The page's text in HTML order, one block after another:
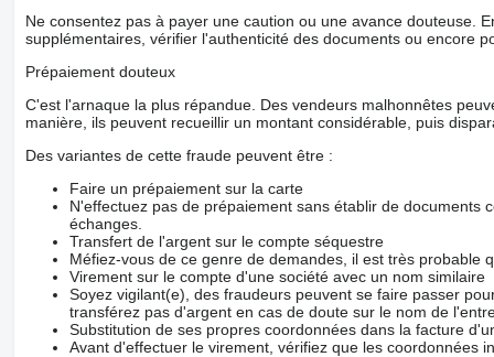
Ne consentez pas à payer une caution ou une avance douteuse.
supplémentaires, vérifier l'authenticité des documents ou encore
Prépaiement douteux
C'est l'arnaque la plus répandue. Des vendeurs malhonnêtes
manière, ils peuvent recueillir un montant considérable, puis
Des variantes de cette fraude peuvent être :
Faire un prépaiement sur la carte
N'effectuez pas de prépaiement sans établir de
échanges.
Transfert de l'argent sur le compte séquestre
Méfiez-vous de ce genre de demandes, il est très probable
Virement sur le compte d'une société avec un nom similaire
Soyez vigilant(e), des fraudeurs peuvent se faire passer
transférez pas d'argent en cas de doute sur le nom de
Substitution de ses propres coordonnées dans la facture
Avant d'effectuer le virement, vérifiez que les coordonnées